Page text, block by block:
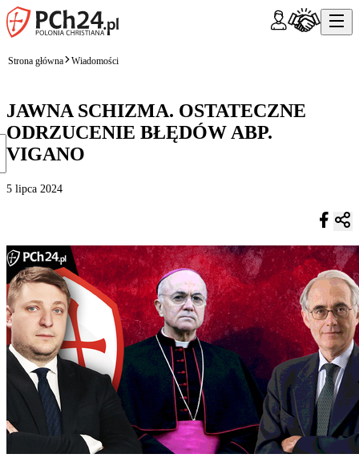
Strona główna Wiadomości
JAWNA SCHIZMA. OSTATECZNE
ODRZUCENIE BŁĘDÓW ABP.
VIGANO
5 lipca 2024